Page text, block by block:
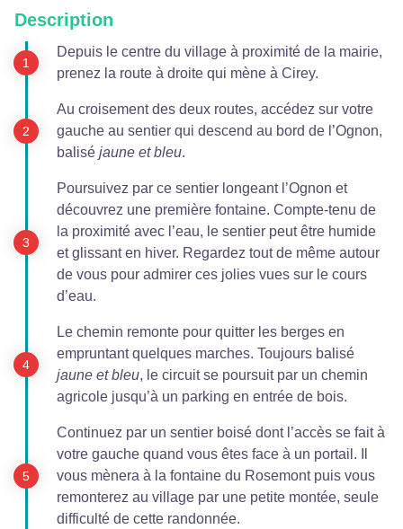
Description
Depuis le centre du village à proximité de la mairie,
prenez la route à droite qui mène à Cirey.
Au croisement des deux routes, accédez sur votre
gauche au sentier qui descend au bord de l’Ognon,
balisé jaune et bleu.
Poursuivez par ce sentier longeant l’Ognon et
découvrez une première fontaine. Compte-tenu de
la proximité avec l’eau, le sentier peut être humide
et glissant en hiver. Regardez tout de même autour
de vous pour admirer ces jolies vues sur le cours
d’eau.
Le chemin remonte pour quitter les berges en
empruntant quelques marches. Toujours balisé
jaune et bleu, le circuit se poursuit par un chemin
agricole jusqu’à un parking en entrée de bois.
Continuez par un sentier boisé dont l’accès se fait à
votre gauche quand vous êtes face à un portail. Il
vous mènera à la fontaine du Rosemont puis vous
remonterez au village par une petite montée, seule
difficulté de cette randonnée.